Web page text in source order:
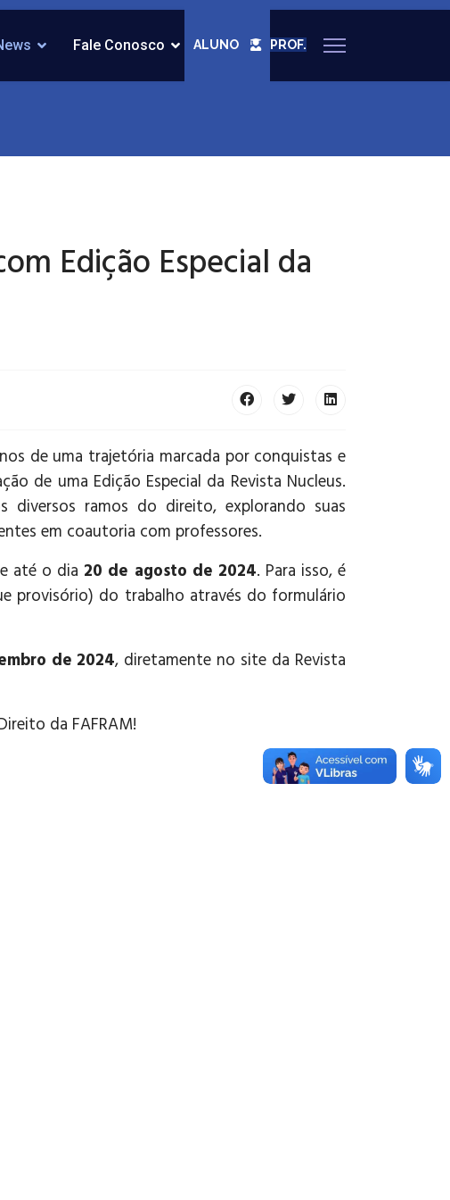
Fale Conosco ALUNO PROF.
Edição Especial da
de uma trajetória marcada por conquistas e
de uma Edição Especial da Revista Nucleus.
ramos do direito, explorando suas
em coautoria com professores.
até o dia 20 de agosto de 2024. Para isso, é
provisório) do trabalho através do formulário
de 2024, diretamente no site da Revista
da FAFRAM!